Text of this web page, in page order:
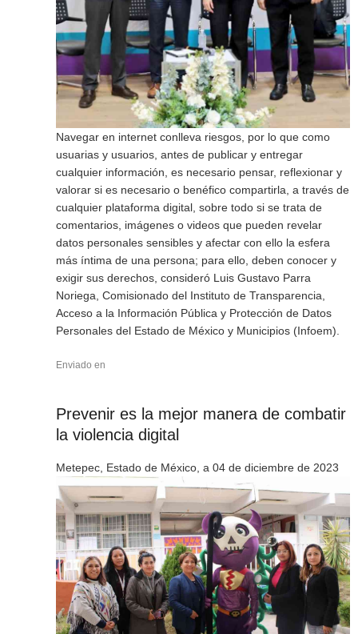
Navegar en internet conlleva riesgos, por lo que como
usuarias y usuarios, antes de publicar y entregar
cualquier información, es necesario pensar, reflexionar y
valorar si es necesario o benéfico compartirla, a través de
cualquier plataforma digital, sobre todo si se trata de
comentarios, imágenes o videos que pueden revelar
datos personales sensibles y afectar con ello la esfera
más íntima de una persona; para ello, deben conocer y
exigir sus derechos, consideró Luis Gustavo Parra
Noriega, Comisionado del Instituto de Transparencia,
Acceso a la Información Pública y Protección de Datos
Personales del Estado de México y Municipios (Infoem).
Enviado en
Prevenir es la mejor manera de combatir
la violencia digital
Metepec, Estado de México, a 04 de diciembre de 2023